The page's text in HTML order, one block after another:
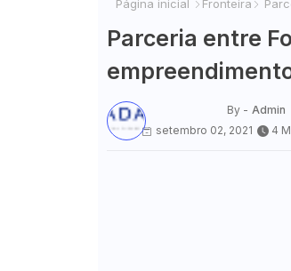
Página inicial Fronteira
Parceria entre
By - Admin
setembro 02, 2021
4